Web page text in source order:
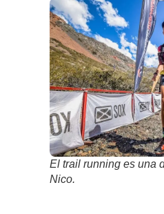
El trail running es una
Nico.